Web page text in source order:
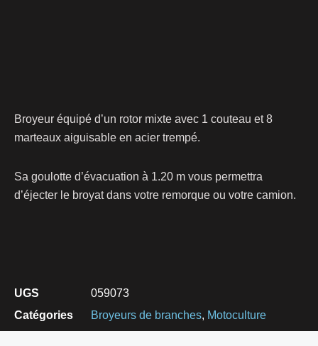
Broyeur équipé d’un rotor mixte avec 1 couteau et 8
marteaux aiguisable en acier trempé.
Sa goulotte d’évacuation à 1.20 m vous permettra
d’éjecter le broyat dans votre remorque ou votre camion.
UGS
059073
Catégories
Broyeurs de branches, Motoculture